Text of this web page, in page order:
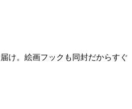
け。絵画フックも同封だからすぐ